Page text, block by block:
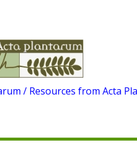
/ Resources from Acta